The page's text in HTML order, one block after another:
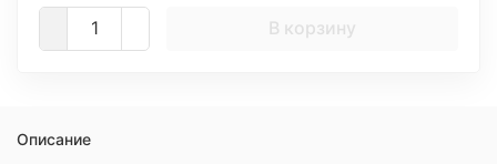
В корзину
Описание